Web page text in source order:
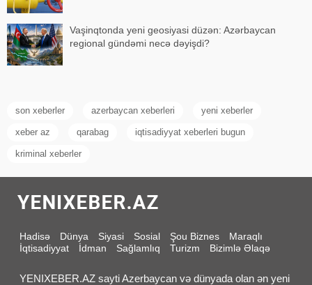
Vaşinqtonda yeni geosiyasi düzən: Azərbaycan
regional gündəmi necə dəyişdi?
son xeberler azerbaycan xeberleri yeni xeberler
xeber az qarabag iqtisadiyyat xeberleri bugun
kriminal xeberler
Hadisə Dünya Siyasi Sosial Şou Biznes
Maraqlı
İqtisadiyyat
İdman Sağlamlıq Turizm Bizimlə Əlaqə
YENIXEBER.AZ sayti Azerbaycan və dünyada olan ən yeni